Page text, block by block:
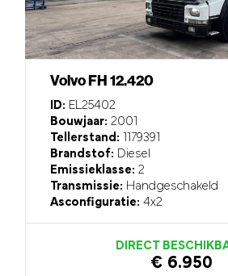
Volvo FH 12.420
ID: EL25402
Bouwjaar: 2001
Tellerstand: 1179391
Brandstof: Diesel
Emissieklasse: 2
Transmissie: Handgeschakeld
Asconfiguratie: 4x2
DIRECT
€ 6.950